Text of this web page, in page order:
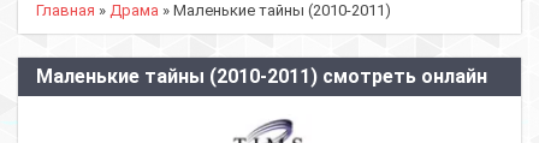
Главная » Драма » Маленькие тайны (2010-2011)
Маленькие тайны (2010-2011) смотреть онлайн